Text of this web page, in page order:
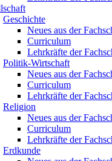
Geschichte
Neues aus der
Curriculum
Lehrkräfte der
Politik-Wirtschaft
Neues aus der
Curriculum
Lehrkräfte der
Religion
Neues aus der
Curriculum
Lehrkräfte der
Erdkunde